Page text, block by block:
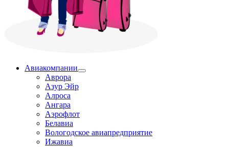
Авиакомпании
Аврора
Азур Эйр
Алроса
Ангара
Аэрофлот
Белавиа
Вологодское авиапредприятие
Ижавиа